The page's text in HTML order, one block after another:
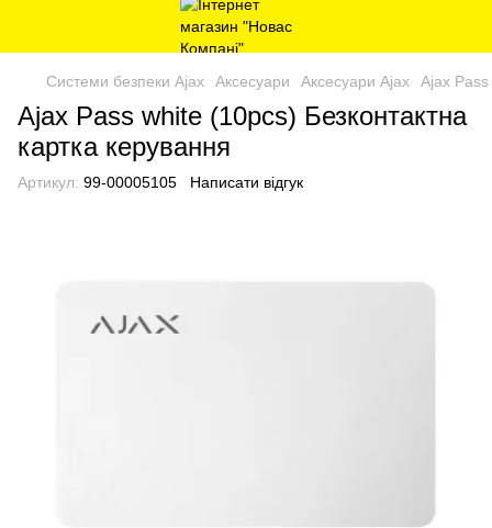
Системи безпеки Ajax Аксесуари Аксесуари Ajax Ajax Pass
Ajax Pass white (10pcs) Безконтактна
картка керування
Артикул: 99-00005105 Написати відгук